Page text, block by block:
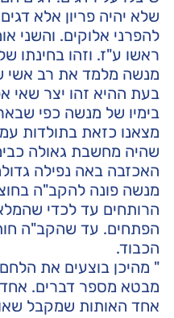
שלא יהיה פריון אלא
להפרני אלוקים. והשני
ראשו ע"ז. וזהו בחינתו
מנשה מלמד את רב אשי
בעת ההיא זהו יצר שאי
בימיו של מנשה כפי
מצאנו כזאת בתולדות
שהיה מחשבת גאולה
האכזבה באה נפילה
מנשה פונה להקב"ה
הרותחים עד לכדי
הפתחים. עד שהקב"ה
הכבוד.
" מהיכן בוצעים את
מבטא מספר דברים.
אחד האותות שמקבל